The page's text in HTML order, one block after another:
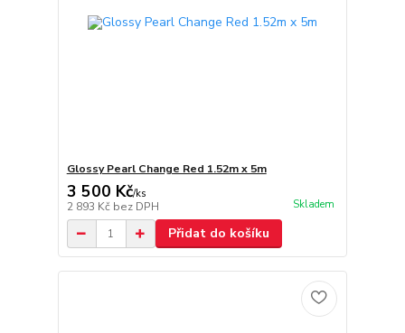
Glossy Pearl Change Red 1.52m x 5m
3 500 Kč/ks
2 893 Kč bez DPH Skladem
Přidat do košíku